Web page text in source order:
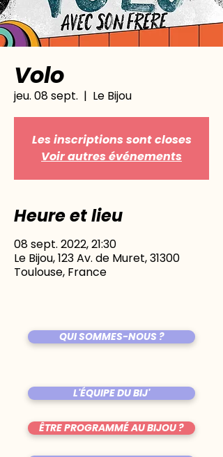
Volo
jeu. 08 sept.
  |
Le Bijou
Les inscriptions sont closes
Voir autres événements
Heure et lieu
08 sept. 2022, 21:30
Le Bijou, 123 Av. de Muret, 31300
Toulouse, France
QUI SOMMES-NOUS ?
L'ÉQUIPE DU BIJ'
ÊTRE PROGRAMMÉ AU BIJOU ?